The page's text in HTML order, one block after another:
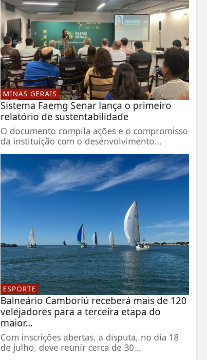
MINAS GERAIS
Sistema Faemg Senar lança o primeiro
relatório de sustentabilidade
O documento compila ações e o compromisso
da instituição com o desenvolvimento...
ESPORTE
Balneário Camboriú receberá mais de 120
velejadores para a terceira etapa do
maior...
Com inscrições abertas, a disputa, no dia 18
de julho, deve reunir cerca de 30...